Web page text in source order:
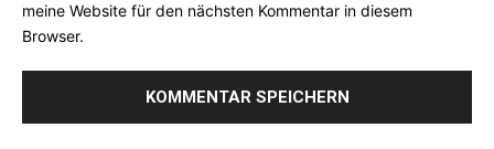
meine Website für den nächsten Kommentar in diesem
Browser.